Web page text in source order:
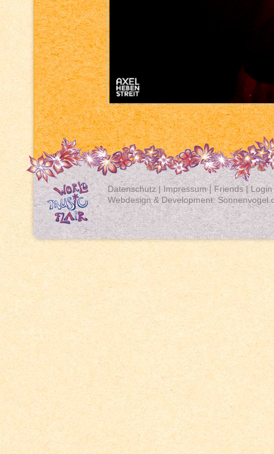
Datenschutz | Impressum|Friends|Login
Webdesign & Development: